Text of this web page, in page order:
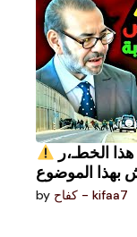
الخطـ،ر
by كفاح - kifaa7